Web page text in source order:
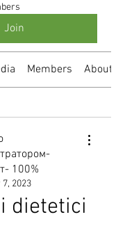
Join
Members About
100%
2023
dietetici